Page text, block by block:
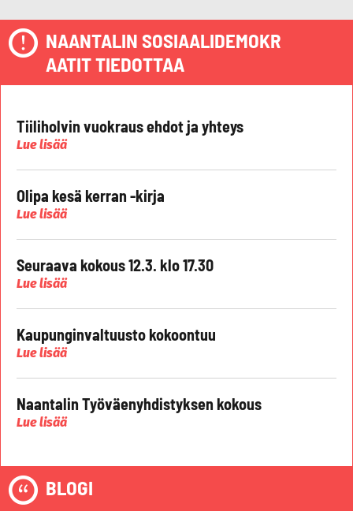
NAANTALIN SOSIAALIDEMOKR
AATIT TIEDOTTAA
Tiiliholvin vuokraus ehdot ja yhteys
Lue lisää
Olipa kesä kerran -kirja
Lue lisää
Seuraava kokous 12.3. klo 17.30
Lue lisää
Kaupunginvaltuusto kokoontuu
Lue lisää
Naantalin Työväenyhdistyksen kokous
Lue lisää
BLOGI